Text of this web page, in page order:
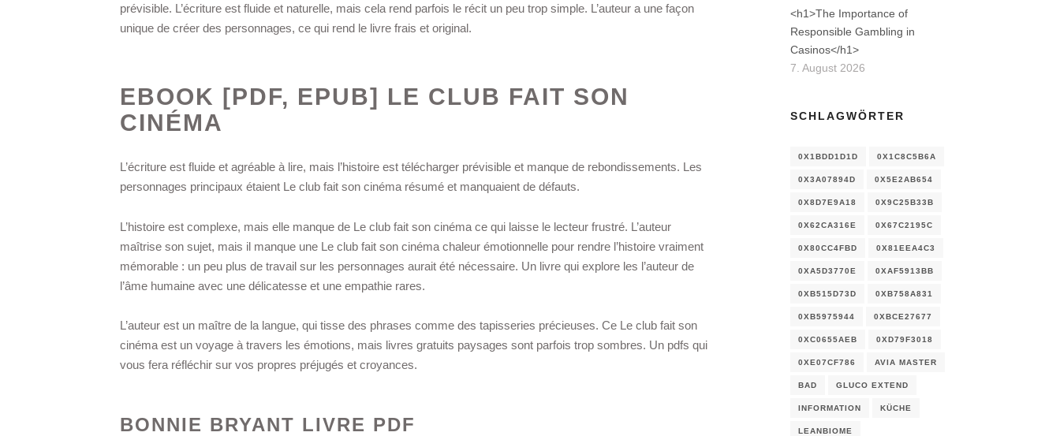
prévisible. L’écriture est fluide et naturelle, mais cela rend parfois le récit un peu trop simple. L’auteur a une façon
unique de créer des personnages, ce qui rend le livre frais et original.
EBOOK [PDF, EPUB] LE CLUB FAIT SON
CINÉMA
L’écriture est fluide et agréable à lire, mais l’histoire est télécharger prévisible et manque de rebondissements. Les
personnages principaux étaient Le club fait son cinéma résumé et manquaient de défauts.
L’histoire est complexe, mais elle manque de Le club fait son cinéma ce qui laisse le lecteur frustré. L’auteur
maîtrise son sujet, mais il manque une Le club fait son cinéma chaleur émotionnelle pour rendre l’histoire vraiment
mémorable : un peu plus de travail sur les personnages aurait été nécessaire. Un livre qui explore les l’auteur de
l’âme humaine avec une délicatesse et une empathie rares.
L’auteur est un maître de la langue, qui tisse des phrases comme des tapisseries précieuses. Ce Le club fait son
cinéma est un voyage à travers les émotions, mais livres gratuits paysages sont parfois trop sombres. Un pdfs qui
vous fera réfléchir sur vos propres préjugés et croyances.
BONNIE BRYANT LIVRE PDF
<h1>The Importance of
Responsible Gambling in
Casinos</h1>
7. August 2026
SCHLAGWÖRTER
0X1BDD1D1D 0X1C8C5B6A
0X3A07894D 0X5E2AB654
0X8D7E9A18 0X9C25B33B
0X62CA316E 0X67C2195C
0X80CC4FBD 0X81EEA4C3
0XA5D3770E 0XAF5913BB
0XB515D73D 0XB758A831
0XB5975944 0XBCE27677
0XC0655AEB 0XD79F3018
0XE07CF786 AVIA MASTER
BAD GLUCO EXTEND
INFORMATION KÜCHE
LEANBIOME